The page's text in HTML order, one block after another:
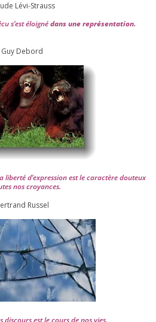
Lévi-Strauss
s’est éloi­gnédans une repré­sen­ta­tion.
Guy Debord
d’expression est le carac­tère dou­teux
nos croyances.
Russel
est le cours de nos vies.